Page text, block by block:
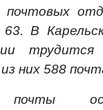
почтовых
В
них 588
почты